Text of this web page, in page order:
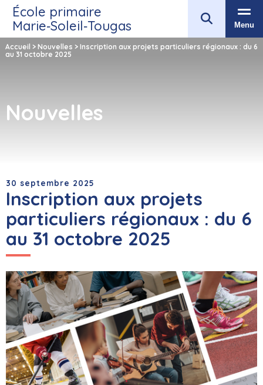
École primaire
Marie‑Soleil‑Tougas
Menu
Accueil > Nouvelles > Inscription aux projets particuliers régionaux : du 6
au 31 octobre 2025
Nouvelles
30 septembre 2025
Inscription aux projets
particuliers régionaux : du 6
au 31 octobre 2025